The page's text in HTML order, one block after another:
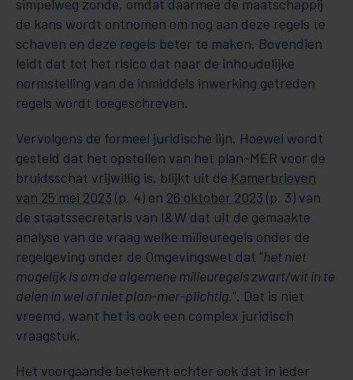
simpelweg zonde, omdat daarmee de maatschappij
de kans wordt ontnomen om nog aan deze regels te
schaven en deze regels beter te maken. Bovendien
leidt dat tot het risico dat naar de inhoudelijke
normstelling van de inmiddels inwerking getreden
regels wordt toegeschreven.
Vervolgens de formeel juridische lijn. Hoewel wordt
gesteld dat het opstellen van het plan-MER voor de
bruidsschat vrijwillig is, blijkt uit de Kamerbrieven
van 25 mei 2023 (p. 4) en 26 oktober 2023 (p. 3) van
de staatssecretaris van I&W dat uit de gemaakte
analyse van de vraag welke milieuregels onder de
regelgeving onder de Omgevingswet dat “het niet
mogelijk is om de algemene milieuregels zwart/wit in te
delen in wel of niet plan-mer-plichtig.”. Dat is niet
vreemd, want het is ook een complex juridisch
vraagstuk.
Het voorgaande betekent echter ook dat in ieder